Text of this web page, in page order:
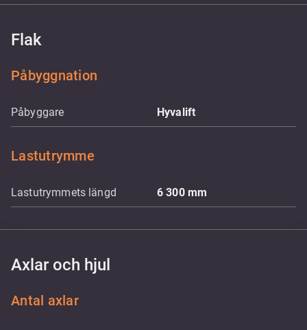
Flak
Påbyggnation
Påbyggare Hyvalift
Lastutrymme
Lastutrymmets längd 6 300 mm
Axlar och hjul
Antal axlar